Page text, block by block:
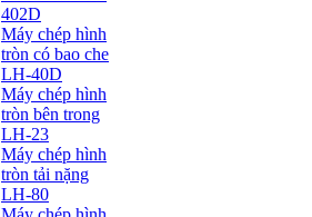
402D
Máy chép hình
tròn có bao che
LH-40D
Máy chép hình
tròn bên trong
LH-23
Máy chép hình
tròn tải nặng
LH-80